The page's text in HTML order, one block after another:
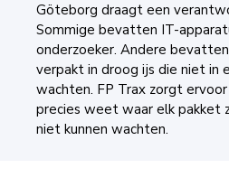
Göteborg draagt een
Sommige bevatten IT-
onderzoeker. Andere
verpakt in droog ijs die niet in
wachten. FP Trax zorgt
precies weet waar elk pakket
niet kunnen wachten.